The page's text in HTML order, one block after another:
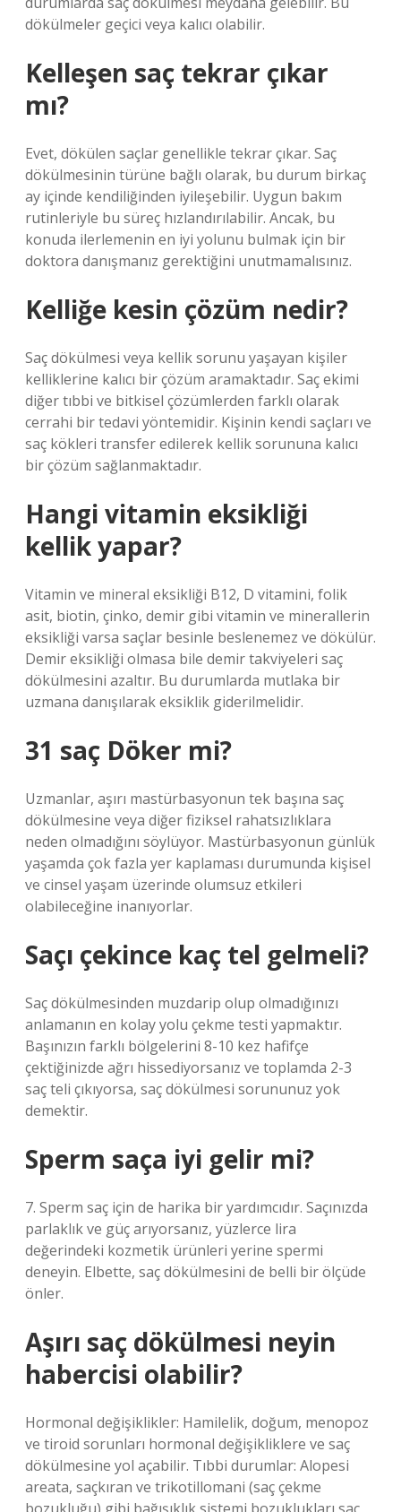
dökülmeler geçici veya kalıcı olabilir.
Kelleşen saç tekrar çıkar
mı?
Evet, dökülen saçlar genellikle tekrar çıkar. Saç
dökülmesinin türüne bağlı olarak, bu durum birkaç
ay içinde kendiliğinden iyileşebilir. Uygun bakım
rutinleriyle bu süreç hızlandırılabilir. Ancak, bu
konuda ilerlemenin en iyi yolunu bulmak için bir
doktora danışmanız gerektiğini unutmamalısınız.
Kelliğe kesin çözüm nedir?
Saç dökülmesi veya kellik sorunu yaşayan kişiler
kelliklerine kalıcı bir çözüm aramaktadır. Saç ekimi
diğer tıbbi ve bitkisel çözümlerden farklı olarak
cerrahi bir tedavi yöntemidir. Kişinin kendi saçları ve
saç kökleri transfer edilerek kellik sorununa kalıcı
bir çözüm sağlanmaktadır.
Hangi vitamin eksikliği
kellik yapar?
Vitamin ve mineral eksikliği B12, D vitamini, folik
asit, biotin, çinko, demir gibi vitamin ve minerallerin
eksikliği varsa saçlar besinle beslenemez ve dökülür.
Demir eksikliği olmasa bile demir takviyeleri saç
dökülmesini azaltır. Bu durumlarda mutlaka bir
uzmana danışılarak eksiklik giderilmelidir.
31 saç Döker mi?
Uzmanlar, aşırı mastürbasyonun tek başına saç
dökülmesine veya diğer fiziksel rahatsızlıklara
neden olmadığını söylüyor. Mastürbasyonun günlük
yaşamda çok fazla yer kaplaması durumunda kişisel
ve cinsel yaşam üzerinde olumsuz etkileri
olabileceğine inanıyorlar.
Saçı çekince kaç tel gelmeli?
Saç dökülmesinden muzdarip olup olmadığınızı
anlamanın en kolay yolu çekme testi yapmaktır.
Başınızın farklı bölgelerini 8-10 kez hafifçe
çektiğinizde ağrı hissediyorsanız ve toplamda 2-3
saç teli çıkıyorsa, saç dökülmesi sorununuz yok
demektir.
Sperm saça iyi gelir mi?
7. Sperm saç için de harika bir yardımcıdır. Saçınızda
parlaklık ve güç arıyorsanız, yüzlerce lira
değerindeki kozmetik ürünleri yerine spermi
deneyin. Elbette, saç dökülmesini de belli bir ölçüde
önler.
Aşırı saç dökülmesi neyin
habercisi olabilir?
Hormonal değişiklikler: Hamilelik, doğum, menopoz
ve tiroid sorunları hormonal değişikliklere ve saç
dökülmesine yol açabilir. Tıbbi durumlar: Alopesi
areata, saçkıran ve trikotillomani (saç çekme